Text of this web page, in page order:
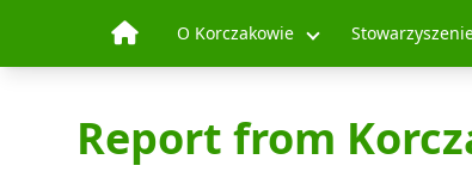
O Korczakowie
Report from